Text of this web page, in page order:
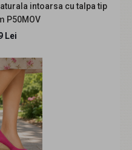
intoarsa cu talpa tip
P50MOV
Lei